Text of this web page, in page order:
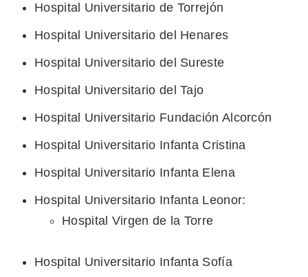
Hospital Universitario de Torrejón
Hospital Universitario del Henares
Hospital Universitario del Sureste
Hospital Universitario del Tajo
Hospital Universitario Fundación Alcorcón
Hospital Universitario Infanta Cristina
Hospital Universitario Infanta Elena
Hospital Universitario Infanta Leonor:
Hospital Virgen de la Torre
Hospital Universitario Infanta Sofía